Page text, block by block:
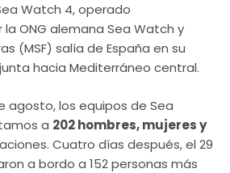
Watch 4, operado
ONG alemana Sea Watch y
(MSF) salía de España en su
hacia Mediterráneo central.
agosto, los equipos de Sea
a 202 hombres, mujeres y
Cuatro días después, el 29
a bordo a 152 personas más